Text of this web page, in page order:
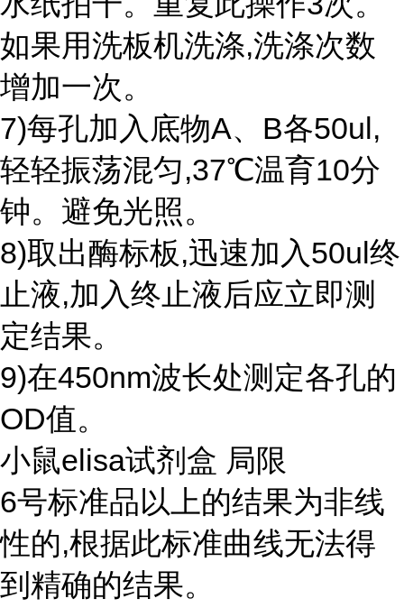
如果用洗板机洗涤,洗涤次数
增加一次。
7)每孔加入底物A、B各50ul,
轻轻振荡混匀,37℃温育10分
钟。避免光照。
8)取出酶标板,迅速加入50ul终
止液,加入终止液后应立即测
定结果。
9)在450nm波长处测定各孔的
OD值。
小鼠elisa试剂盒 局限
6号标准品以上的结果为非线
性的,根据此标准曲线无法得
到精确的结果。